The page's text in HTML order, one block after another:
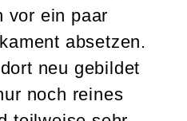
vor ein paar
absetzen.
neu gebildet
noch reines